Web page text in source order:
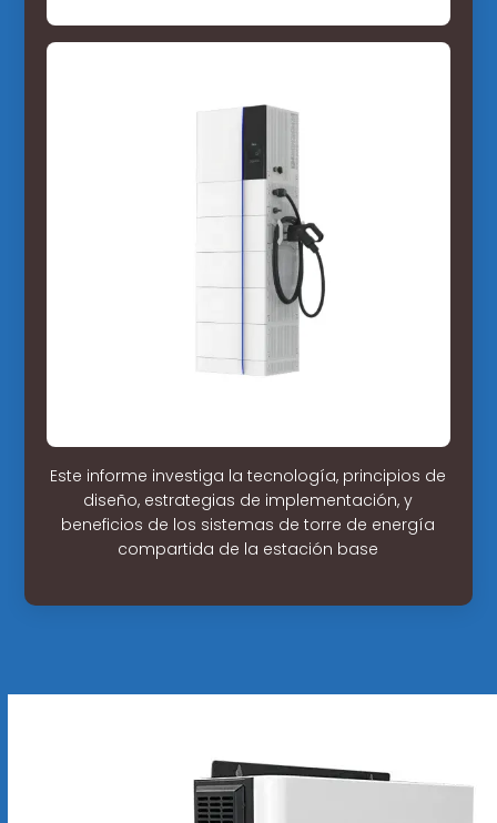
Este informe investiga la tecnología, principios de
diseño, estrategias de implementación, y
beneficios de los sistemas de torre de energía
compartida de la estación base